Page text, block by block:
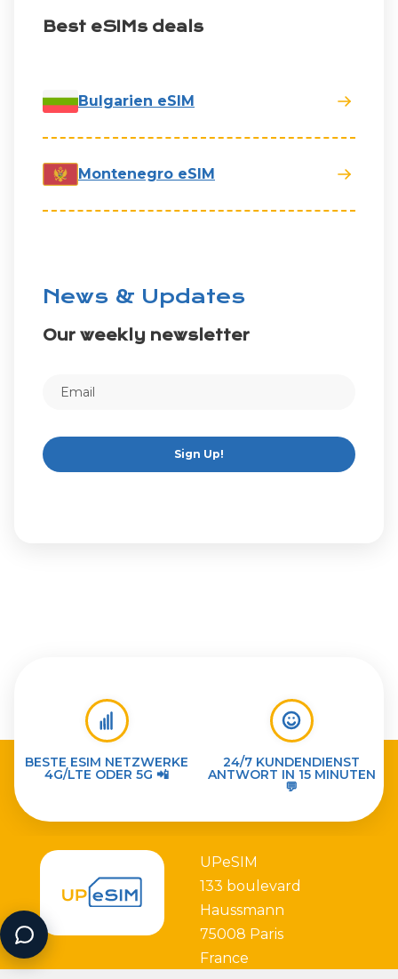
Best eSIMs deals
Bulgarien eSIM
Montenegro eSIM
News & Updates
Our weekly newsletter
Sign Up!
BESTE ESIM NETZWERKE
4G/LTE ODER 5G 📲
24/7 KUNDENDIENST
ANTWORT IN 15 MINUTEN
💬
UPeSIM
133 boulevard
Haussmann
75008 Paris
France